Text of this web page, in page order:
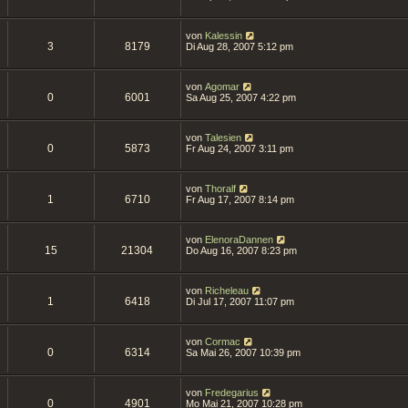
3 8179
von Kalessin
Di Aug 28, 2007 5:12 pm
0 6001
von Agomar
Sa Aug 25, 2007 4:22 pm
0 5873
von Talesien
Fr Aug 24, 2007 3:11 pm
1 6710
von Thoralf
Fr Aug 17, 2007 8:14 pm
15 21304
von ElenoraDannen
Do Aug 16, 2007 8:23 pm
1 6418
von Richeleau
Di Jul 17, 2007 11:07 pm
0 6314
von Cormac
Sa Mai 26, 2007 10:39 pm
0 4901
von Fredegarius
Mo Mai 21, 2007 10:28 pm